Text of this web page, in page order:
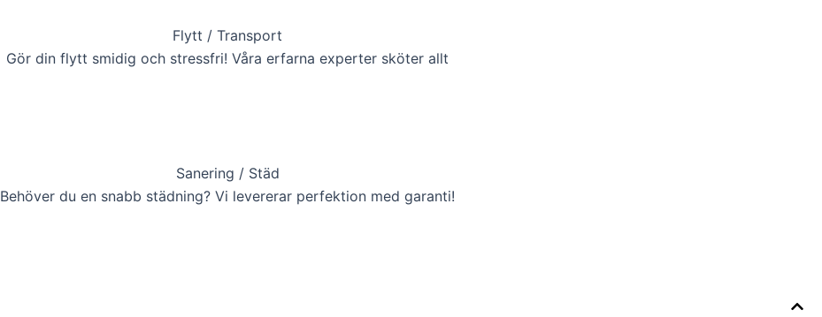
Flytt / Transport
Gör din flytt smidig och stressfri! Våra erfarna experter sköter allt
Sanering / Städ
Behöver du en snabb städning? Vi levererar perfektion med garanti!